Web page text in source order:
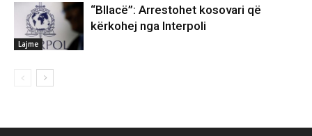
Lajme
“Bllacë”: Arrestohet kosovari që
kërkohej nga Interpoli